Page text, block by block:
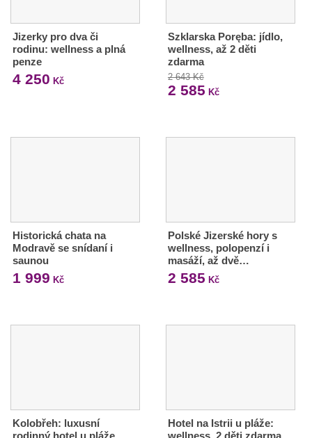
Jizerky pro dva či
rodinu: wellness a plná
penze
4 250 Kč
Szklarska Poręba: jídlo,
wellness, až 2 děti
zdarma
2 643 Kč
2 585 Kč
Historická chata na
Modravě se snídaní i
saunou
1 999 Kč
Polské Jizerské hory s
wellness, polopenzí i
masáží, až dvě…
2 585 Kč
Kolobřeh: luxusní
rodinný hotel u pláže,
Hotel na Istrii u pláže:
wellness, 2 děti zdarma